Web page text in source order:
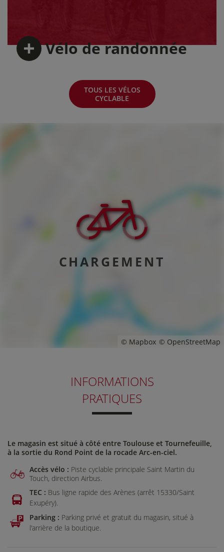
Vélode randonnée
TOUS LES VÉLOS
CYCLABLE
© Mapbox © OpenStreetMap
CHARGEMENT
INFORMATIONS
PRATIQUES
Le magasin est situé à côté entre Toulouse et Tournefeuille,
à la sortie du Rond Point de la rocade Arc-en-ciel.
Accès vélo : Piste cyclable principale Saint Martin du
Touch, direction Airbus.
TEC : Bus ligne rapide des Arènes (arrêt 15330/Saint
Exupéry).
Parking : Parking privé et gratuit du magasin, situé à
l'arrière de la boutique.